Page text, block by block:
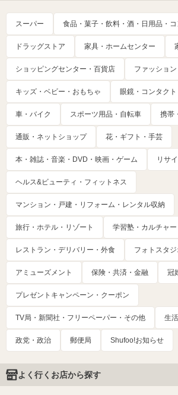
スーパー 食品・菓子・飲料・酒・日用品・コ
ドラッグストア 家具・ホームセンター
ショッピングセンター・百貨店 ファッション
キッズ・ベビー・おもちゃ 眼鏡・コンタク
車・バイク スポーツ用品・自転車 携帯
通販・ネットショップ 花・ギフト・手芸
本・雑誌・音楽・DVD・映画・ゲーム リサ
ヘルス&ビューティ・フィットネス
マンション・戸建・リフォーム・レンタル収納
旅行・ホテル・リゾート 学習塾・カルチャ
レストラン・デリバリー・外食 フォトスタ
アミューズメント 保険・共済・金融 冠
プレゼントキャンペーン・クーポン
TV局・新聞社・フリーペーパー・その他 生
政党・政治 郵便局 Shufoo!お知らせ
よく行くお店から探す